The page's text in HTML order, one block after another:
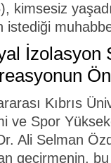
kimsesiz
İzolasyon
Kıbrıs
ve Spor
Ali Selman
geçirmenin,